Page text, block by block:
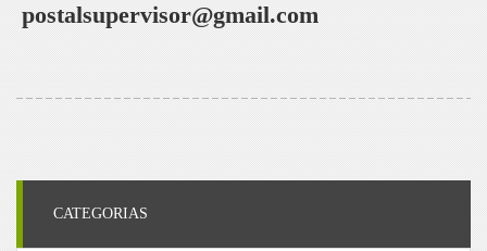
postalsupervisor@gmail.com
CATEGORIAS